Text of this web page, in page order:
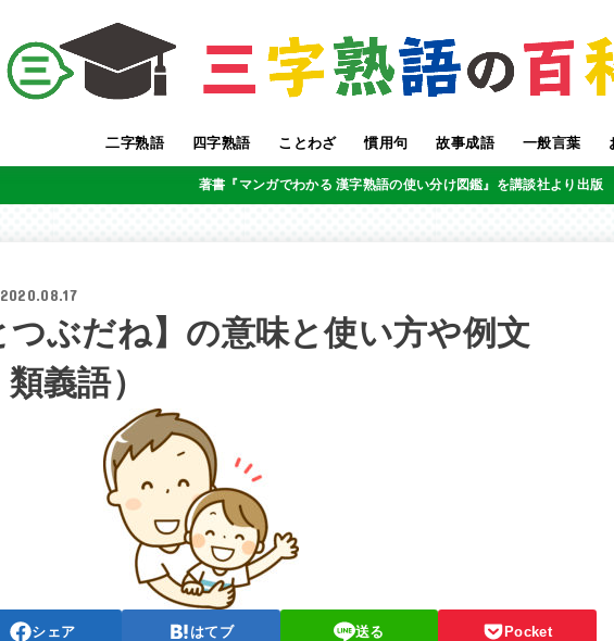
二字熟語 四字熟語 ことわざ 慣用句 故事成語 一般言葉
著書『マンガでわかる 漢字熟語の使い分け図鑑』を講談社より出版
2020.08.17
つぶだね】の意味と使い方や例文
義語）
シェア はてブ 送る Pocket